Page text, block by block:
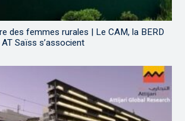
des femmes rurales | Le CAM, la BERD
Saïss s’associent